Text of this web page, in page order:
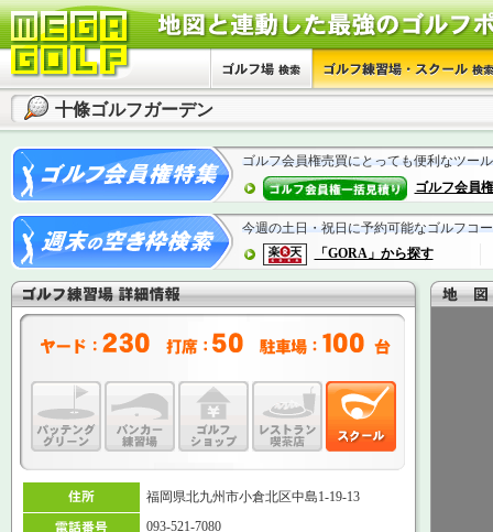
十條ゴルフガーデン
ゴルフ会員権売買にとっても便利なツー
ゴルフ会員
今週の土日・祝日に予約可能なゴルフコ
「GORA」から探す
福岡県北九州市小倉北区中島1-19-13
093-521-7080